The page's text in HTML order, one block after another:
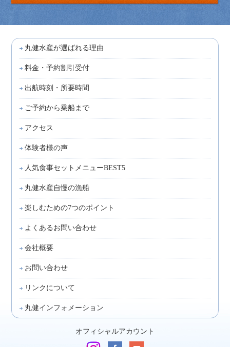
丸健水産が選ばれる理由
料金・予約割引受付
出航時刻・所要時間
ご予約から乗船まで
アクセス
体験者様の声
人気食事セットメニューBEST5
丸健水産自慢の漁船
楽しむための7つのポイント
よくあるお問い合わせ
会社概要
お問い合わせ
リンクについて
丸健インフォメーション
オフィシャルアカウント